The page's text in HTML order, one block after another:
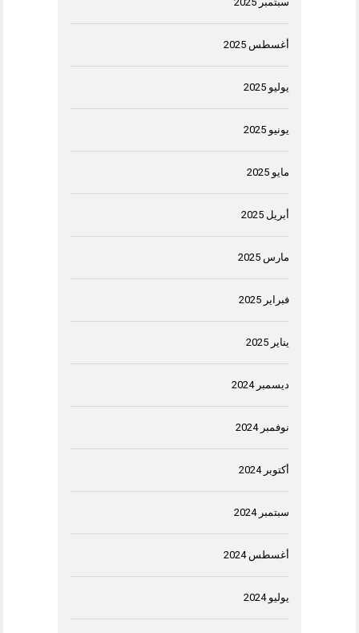
أغسطس 2025
يوليو 2025
يونيو 2025
مايو 2025
أبريل 2025
مارس 2025
فبراير 2025
يناير 2025
ديسمبر 2024
نوفمبر 2024
أكتوبر 2024
سبتمبر 2024
أغسطس 2024
يوليو 2024